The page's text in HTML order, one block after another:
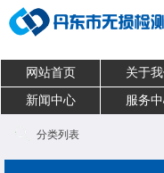
网站首页 关于
新闻中心 服务
分类列表